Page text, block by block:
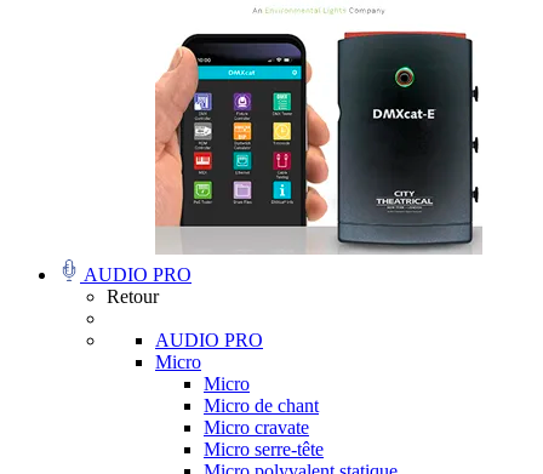
AUDIO PRO
Retour
AUDIO PRO
Micro
Micro
Micro de chant
Micro cravate
Micro serre-tête